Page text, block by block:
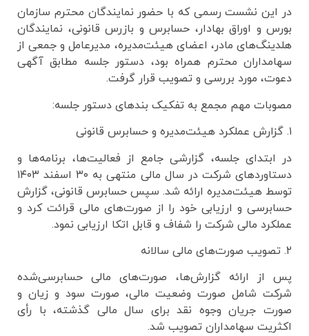
در این نشست رسمی که با حضور نمایندگان محترم سازمان
بورس و اوراق بهادار، حسابرس و بازرس قانونی، نمایندگان
هلدینگ‌های مادر، اعضای هیئت‌مدیره، مدیرعامل و جمعی از
سهامداران محترم همراه بود، دستور جلسه مطابق آگهی
دعوت، مورد بررسی و تصویب قرار گرفت.
مصوبات مهم مجمع به تفکیک بندهای دستور جلسه:
۱. گزارش عملکرد هیئت‌مدیره و حسابرس قانونی
در ابتدای جلسه، گزارشی جامع از فعالیت‌ها، برنامه‌ها و
دستاوردهای شرکت در سال مالی منتهی به ۳۰ اسفند ۱۴۰۳
توسط هیئت‌مدیره ارائه شد. سپس حسابرس قانونی، گزارش
حسابرسی و ارزیابی خود را از صورت‌های مالی قرائت کرد و
عملکرد مالی شرکت را شفاف و قابل اتکا ارزیابی نمود.
۲. تصویب صورت‌های مالی سالانه
پس از ارائه گزارش‌ها، صورت‌های مالی حسابرسی‌شده
شرکت شامل صورت وضعیت مالی، صورت سود و زیان و
صورت جریان وجوه نقد برای سال مالی گذشته، با رأی
اکثریت سهامداران تصویب شد.